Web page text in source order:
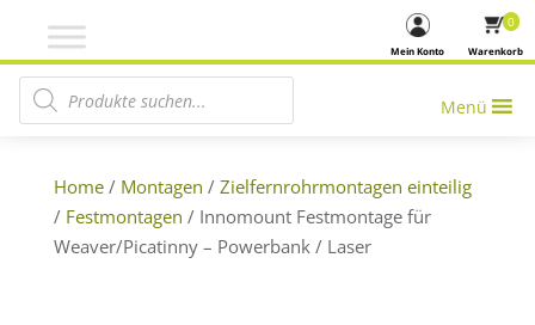
Warenkorb
0
Mein Konto
Products search
Menü
Home/ Montagen / Zielfernrohrmontagen einteilig
/ Festmontagen / Innomount Festmontage für
Weaver/Picatinny – Powerbank / Laser